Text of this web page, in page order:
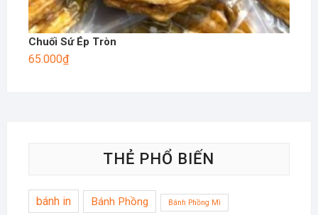
Chuối Sứ Ép Tròn
65.000₫
THẺ PHỔ BIẾN
bánh in Bánh Phồng Bánh Phồng Mì